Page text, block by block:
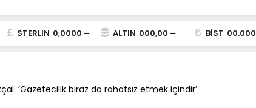
STERLIN 0,0000 ALTIN 000,00 BİST 00.000
‘Gazetecilik biraz da rahatsız etmek içindir’